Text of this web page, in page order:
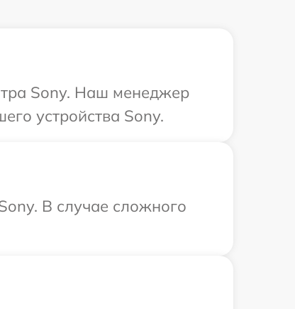
Sony. Наш менеджер
устройства Sony.
В случае сложного